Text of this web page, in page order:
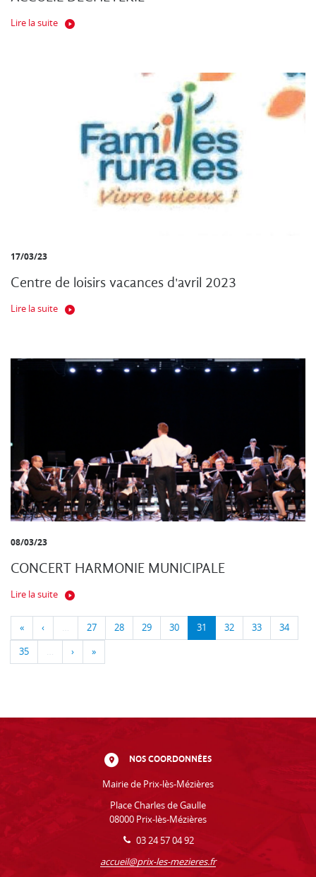
Lire la suite
17/03/23
Centre de loisirs vacances d'avril 2023
Lire la suite
08/03/23
CONCERT HARMONIE MUNICIPALE
Lire la suite
« ‹ … 27 28 29 30 31 32 33 34
35 … › »
NOS COORDONNÉES
Mairie de Prix-lès-Mézières
Place Charles de Gaulle
08000 Prix-lès-Mézières
03 24 57 04 92
accueil@prix-les-mezieres.fr